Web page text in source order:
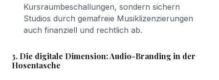
Kursraumbeschallungen, sondern sichern
Studios durch gemafreie Musiklizenzierungen
auch finanziell und rechtlich ab.
3. Die digitale Dimension: Audio-Branding in der
Hosentasche